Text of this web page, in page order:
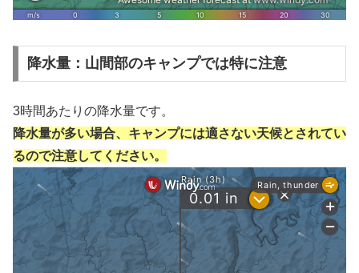
降水量：山間部のキャンプでは特に注意
3時間あたりの降水量です。
降水量が多い場合、キャンプには適さない天候とされてい
るので注意してください。